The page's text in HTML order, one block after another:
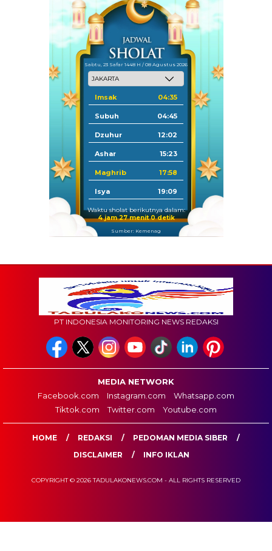
Sabtu, 23 Safar 1448 H / 08 Agustus 2026
Imsak 04:35
Subuh 04:45
Dzuhur 12:02
Ashar 15:23
Maghrib 17:58
Isya 19:09
Waktu sholat berikutnya dalam:
4 jam 26 menit 58 detik
Sumber: Kemenag
PT INDONESIA MONITORING NEWS REDAKSI
MEDIA NETWORK
Facebook.com
Instagram.com
Whatsapp.com
Tiktok.com
Twitter.com Youtube.com
HOME REDAKSI
PEDOMAN MEDIA SIBER
DISCLAIMER
INFO IKLAN
COPYRIGHT © 2026 TADULAKONEWS.COM - ALL RIGHTS RESERVED